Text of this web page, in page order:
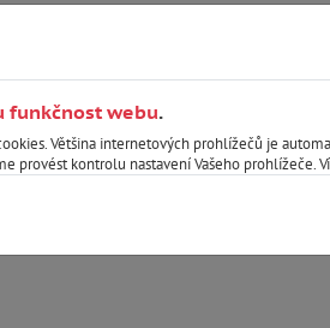
funkčnost webu.
Většina internetových prohlížečů je
provést kontrolu nastavení Vašeho prohlížeče.